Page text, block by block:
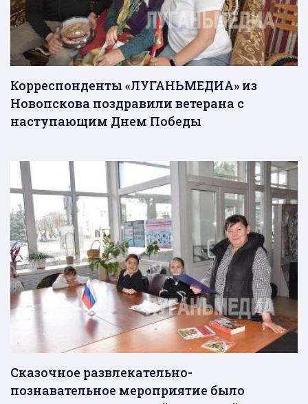
Корреспонденты «ЛУГАНЬМЕДИА» из
Новопскова поздравили ветерана с
наступающим Днем Победы
Сказочное развлекательно-
познавательное мероприятие было